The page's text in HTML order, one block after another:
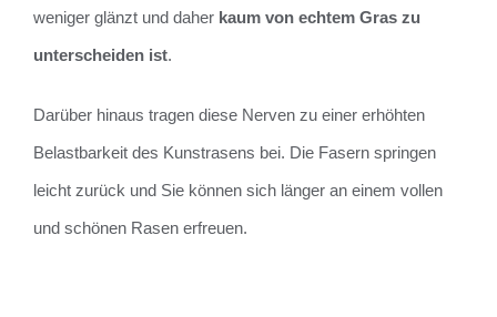
weniger glänzt und daher kaum von echtem Gras zu
unterscheiden ist.
Darüber hinaus tragen diese Nerven zu einer erhöhten
Belastbarkeit des Kunstrasens bei. Die Fasern springen
leicht zurück und Sie können sich länger an einem vollen
und schönen Rasen erfreuen.